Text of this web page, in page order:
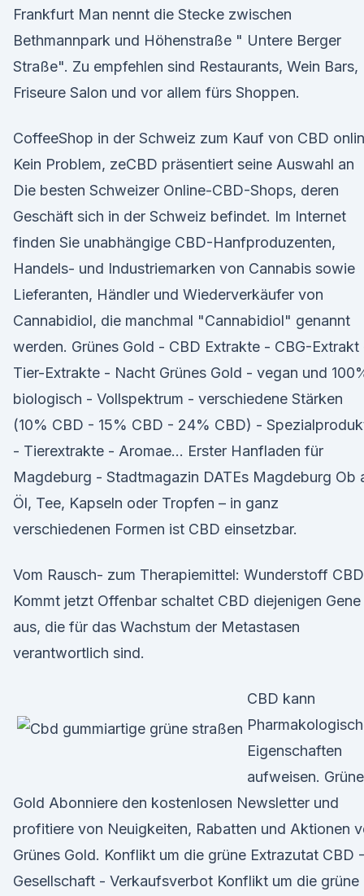
Frankfurt Man nennt die Stecke zwischen
Bethmannpark und Höhenstraße " Untere Berger
Straße". Zu empfehlen sind Restaurants, Wein Bars,
Friseure Salon und vor allem fürs Shoppen.
CoffeeShop in der Schweiz zum Kauf von CBD
Kein Problem, zeCBD präsentiert seine Auswahl an
Die besten Schweizer Online-CBD-Shops, deren
Geschäft sich in der Schweiz befindet. Im Internet
finden Sie unabhängige CBD-Hanfproduzenten,
Handels- und Industriemarken von Cannabis sowie
Lieferanten, Händler und Wiederverkäufer von
Cannabidiol, die manchmal "Cannabidiol" genannt
werden. Grünes Gold - CBD Extrakte - CBG-Extrakt
Tier-Extrakte - Nacht Grünes Gold - vegan und
biologisch - Vollspektrum - verschiedene Stärken
(10% CBD - 15% CBD - 24% CBD) -
- Tierextrakte - Aromae… Erster Hanfladen für
Magdeburg - Stadtmagazin DATEs Magdeburg Ob
Öl, Tee, Kapseln oder Tropfen – in ganz
verschiedenen Formen ist CBD einsetzbar.
Vom Rausch- zum Therapiemittel: Wunderstoff
Kommt jetzt Offenbar schaltet CBD diejenigen Gene
aus, die für das Wachstum der Metastasen
verantwortlich sind.
CBD kann
Eigenschaften
aufweisen.
Gold Abonniere den kostenlosen Newsletter und
profitiere von Neuigkeiten, Rabatten und Aktionen
Grünes Gold. Konflikt um die grüne Extrazutat CBD -
Gesellschaft - Verkaufsverbot Konflikt um die grüne